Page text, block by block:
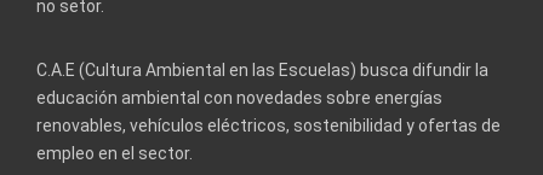
no setor.
C.A.E (Cultura Ambiental en las Escuelas) busca difundir la
educación ambiental con novedades sobre energías
renovables, vehículos eléctricos, sostenibilidad y ofertas de
empleo en el sector.